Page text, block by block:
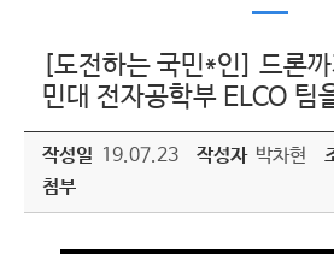
[도전하는 국민*인] 드론
민대 전자공학부 ELCO 팀
작성일 19.07.23 작성자 박차현
첨부